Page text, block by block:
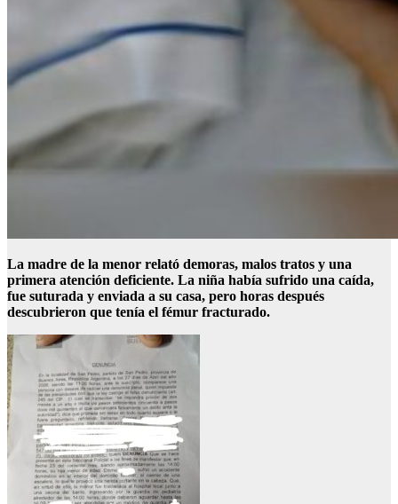
La madre de la menor relató demoras, malos tratos y una
primera atención deficiente. La niña había sufrido una caída,
fue suturada y enviada a su casa, pero horas después
descubrieron que tenía el fémur fracturado.